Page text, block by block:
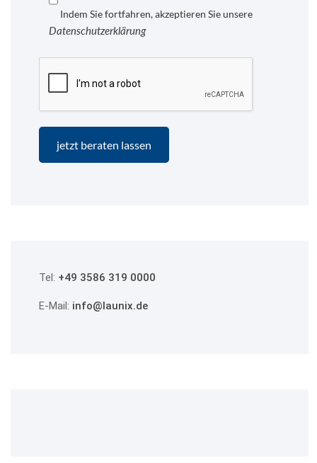
Indem Sie fortfahren, akzeptieren Sie unsere
Datenschutzerklärung
Tel: +49 3586 319 0000
E-Mail: info@launix.de